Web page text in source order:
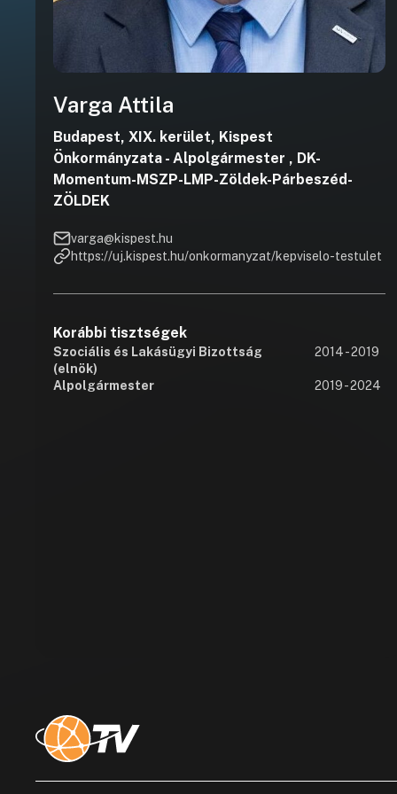
Varga Attila
Budapest, XIX. kerület, Kispest
Önkormányzata - Alpolgármester , DK-
Momentum-MSZP-LMP-Zöldek-Párbeszéd-
ZÖLDEK
varga@kispest.hu
https://uj.kispest.hu/onkormanyzat/kepviselo-testulet
Korábbi tisztségek
Szociális és Lakásügyi Bizottság
(elnök)
2014 - 2019
Alpolgármester 2019 - 2024